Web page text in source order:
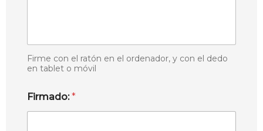
Firme con el ratón en el ordenador, y con el dedo
en tablet o móvil
Firmado:*